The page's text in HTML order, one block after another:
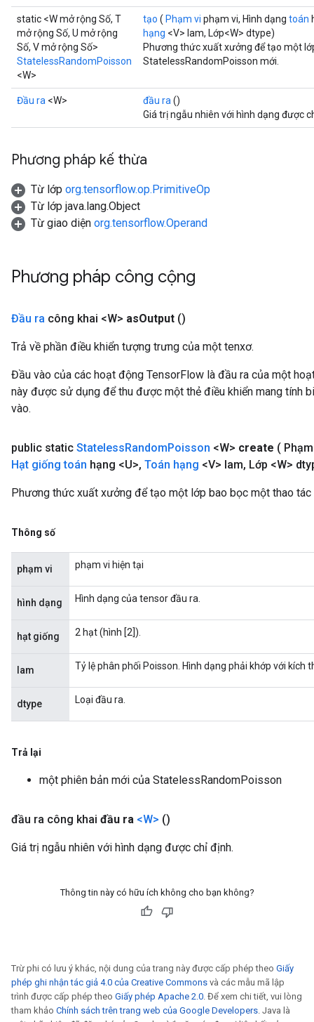
static <W mở rộng Số, T
mở rộng Số, U mở rộng
Số, V mở rộng Số>
StatelessRandomPoisson
<W>
tạo ( Phạm vi phạm vi, Hình dạng toán
hạng <V> lam, Lớp<W> dtype)
Phương thức xuất xưởng để tạo một
StatelessRandomPoisson mới.
Đầu ra <W> đầu ra ()
Giá trị ngẫu nhiên với hình dạng được
Phương pháp kế thừa
Từ lớp org.tensorflow.op.PrimitiveOp
Từ lớp java.lang.Object
Từ giao diện org.tensorflow.Operand
Phương pháp công cộng
Đầu ra công khai <W> asOutput ()
Trả về phần điều khiển tượng trưng của một tenxơ.
Đầu vào của các hoạt động TensorFlow là đầu ra của một
này được sử dụng để thu được một thẻ điều khiển mang tính
vào.
public static StatelessRandomPoisson <W> create (
Hạt giống toán hạng <U>, Toán hạng <V> lam, Lớp <W>
Phương thức xuất xưởng để tạo một lớp bao bọc một thao
Thông số
phạm vi phạm vi hiện tại
hình dạng Hình dạng của tensor đầu ra.
hạt giống 2 hạt (hình [2]).
lam Tỷ lệ phân phối Poisson. Hình dạng phải khớp với kích
dtype Loại đầu ra.
Trả lại
một phiên bản mới của StatelessRandomPoisson
đầu ra công khai đầu ra <W> ()
Giá trị ngẫu nhiên với hình dạng được chỉ định.
Thông tin này có hữu ích không cho bạn không?
Trừ phi có lưu ý khác, nội dung của trang này được cấp phép theo Giấy
phép ghi nhận tác giả 4.0 của Creative Commons và các mẫu mã lập
trình được cấp phép theo Giấy phép Apache 2.0. Để xem chi tiết, vui lòng
tham khảo Chính sách trên trang web của Google Developers. Java là